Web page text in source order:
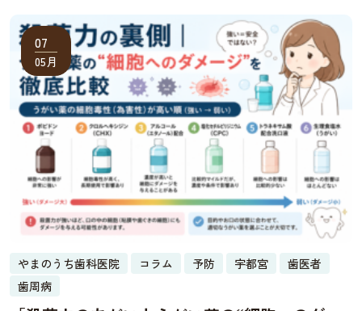
07
05月
やまのうち歯科医院 コラム 予防 宇都宮
歯医者
歯周病